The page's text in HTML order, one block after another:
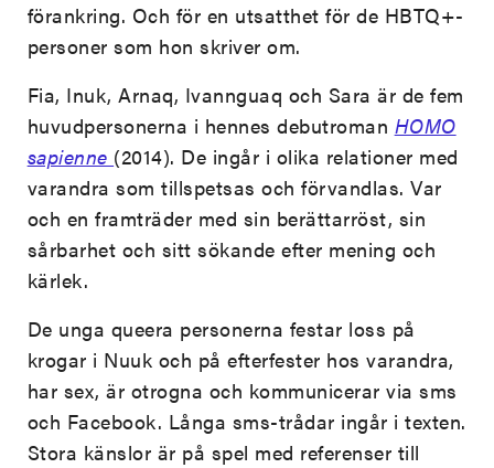
förankring. Och för en utsatthet för de HBTQ+-
personer som hon skriver om.
Fia, Inuk, Arnaq, Ivannguaq och Sara är de fem
huvudpersonerna i hennes debutroman HOMO
sapienne (2014). De ingår i olika relationer med
varandra som tillspetsas och förvandlas. Var
och en framträder med sin berättarröst, sin
sårbarhet och sitt sökande efter mening och
kärlek.
De unga queera personerna festar loss på
krogar i Nuuk och på efterfester hos varandra,
har sex, är otrogna och kommunicerar via sms
och Facebook. Långa sms-trådar ingår i texten.
Stora känslor är på spel med referenser till